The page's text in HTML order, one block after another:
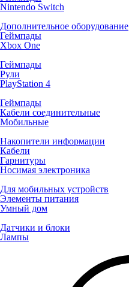
Nintendo Switch
Дополнительное оборудование
Геймпады
Xbox One
Геймпады
Рули
PlayStation 4
Геймпады
Кабели соединительные
Мобильные
Накопители информации
Кабели
Гарнитуры
Носимая электроника
Для мобильных устройств
Элементы питания
Умный дом
Датчики и блоки
Лампы